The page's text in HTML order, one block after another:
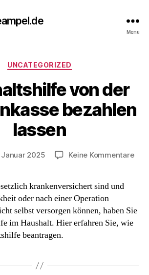
Menü
Kategorien
UNCATEGORIZED
von der
bezahlen
lassen
Januar 2025 Keine Kommentarezu
krankenversichert sind und
oder nach einer Operation
selbst versorgen können, haben Sie
im Haushalt. Hier erfahren Sie, wie
beantragen.